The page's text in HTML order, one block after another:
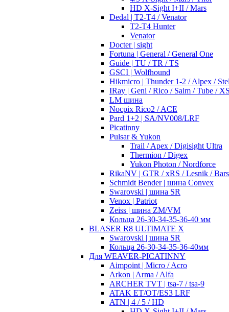
HD X-Sight I+II / Mars
Dedal | T2-T4 / Venator
T2-T4 Hunter
Venator
Docter | sight
Fortuna | General / General One
Guide | TU / TR / TS
GSCI | Wolfhound
Hikmicro | Thunder 1-2 / Alpex /
IRay | Geni / Rico / Saim / Tube /
LM шина
Nocpix Rico2 / ACE
Pard 1+2 | SA/NV008/LRF
Picatinny
Pulsar & Yukon
Trail / Apex / Digisight Ultra
Thermion / Digex
Yukon Photon / Nordforce
RikaNV | GTR / xRS / Lesnik /
Schmidt Bender | шина Convex
Swarovski | шина SR
Venox | Patriot
Zeiss | шина ZM/VM
Кольца 26-30-34-35-36-40 мм
BLASER R8 ULTIMATE X
Swarovski | шина SR
Кольца 26-30-34-35-36-40мм
Для WEAVER-PICATINNY
Aimpoint | Micro / Acro
Arkon | Arma / Alfa
ARCHER TVT | tsa-7 / tsa-9
ATAK ET/OT/ES3 LRF
ATN | 4 / 5 / HD